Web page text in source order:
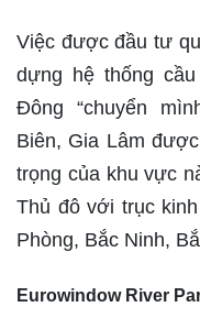
Việc được đầu tư
dựng hệ thống
Đông “chuyển
Biên, Gia Lâm
trọng của khu vực
Thủ đô với trục
Phòng, Bắc Ninh,
Eurowindow River